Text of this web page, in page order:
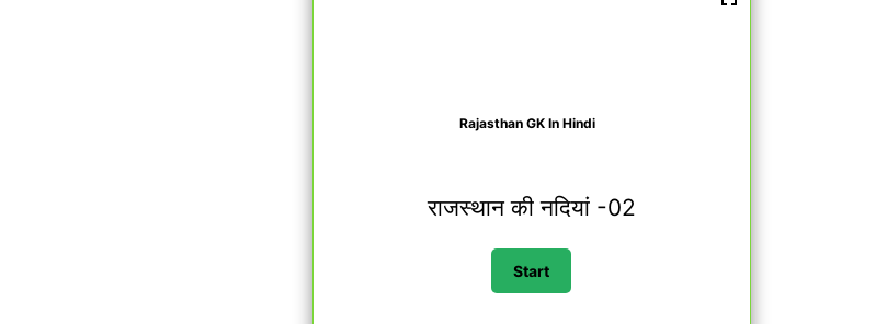
Rajasthan GK In Hindi
राजस्थान की नदियां -02